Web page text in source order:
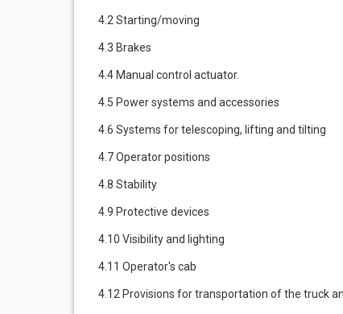
4.2 Starting/moving
4.3 Brakes
4.4 Manual control actuator.
4.5 Power systems and accessories
4.6 Systems for telescoping, lifting and tilting
4.7 Operator positions
4.8 Stability
4.9 Protective devices
4.10 Visibility and lighting
4.11 Operator's cab
4.12 Provisions for transportation of the truck